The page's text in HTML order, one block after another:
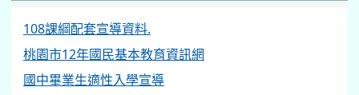
108課綱配套宣導資料.
桃園市12年國民基本教育資訊網
國中畢業生適性入學宣導